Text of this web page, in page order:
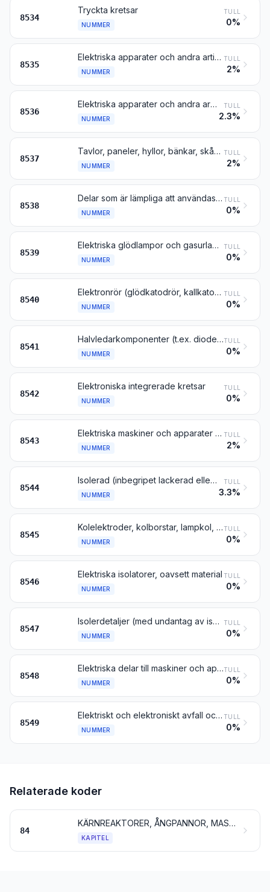
8534
Tryckta kretsar
NUMMER
TULL
0%
8535
Elektriska apparater och andra artiklar för brytning, omkoppling eller skyddande av elektriska kretsar eller för åstadkommande av anslutning till eller förbindelse i elektriska kretsar (t.ex. strömställare, smältsäkringar, överspänningsavledare, spänningsbegränsare, stötvågsfilter, stickproppar och andra kopplingsanordningar samt kopplingsdosor), för en driftspänning av mer än 1000 V
NUMMER
TULL
2%
8536
Elektriska apparater och andra artiklar för brytning, omkoppling eller skyddande av elektriska kretsar eller för åstadkommande av anslutning till eller förbindelse i elektriska kretsar (t.ex. strömställare, reläer, smältsäkringar, stötvågsfilter, stickproppar, uttag, lamphållare och andra kopplingsanordningar samt kopplingsdosor), för en driftspänning av högst 1000 V; kopplingsdon för optiska fibrer eller för knippen eller kablar av optiska fibrer
NUMMER
TULL
2.3%
8537
Tavlor, paneler, hyllor, bänkar, skåp o.d., utrustade med två eller flera apparater enligt nr 8535 eller 8536 och avsedda att tjänstgöra som elektriska manöver- eller kopplingsorgan, inbegripet sådana tavlor etc. som innehåller instrument eller apparater enligt kapitel 90 och numeriska styrorgan, dock inte kopplingsanordningar enligt nr 8517
NUMMER
TULL
2%
8538
Delar som är lämpliga att användas uteslutande eller huvudsakligen till apparater eller andra artiklar enligt nr 8535, 8536 eller 8537
NUMMER
TULL
0%
8539
Elektriska glödlampor och gasurladdningslampor, inbegripet s.k. sealed beam lamp units, samt lampor för ultraviolett eller infrarött ljus; båglampor; lysdiodljuskällor (LED)
NUMMER
TULL
0%
8540
Elektronrör (glödkatodrör, kallkatodrör och fotokatodrör), t.ex. rör med vakuum, rör fyllda med ånga eller gas, rör för kvicksilverströmriktare, katodstrålerör och rör för televisionskameror
NUMMER
TULL
0%
8541
Halvledarkomponenter (t.ex. dioder, transistorer, halvledarbaserade omvandlare); ljuskänsliga halvledarkomponenter, inbegripet fotoelektromotoriska celler, även sammanfogade till moduler eller monterade i paneler; lysdioder (LED), även sammanfogade med andra lysdioder (LED); monterade piezoelektriska kristaller
NUMMER
TULL
0%
8542
Elektroniska integrerade kretsar
NUMMER
TULL
0%
8543
Elektriska maskiner och apparater med självständiga arbetsuppgifter, inte nämnda eller inbegripna någon annanstans i detta kapitel
NUMMER
TULL
2%
8544
Isolerad (inbegripet lackerad eller anodoxiderad) tråd och kabel (inbegripet koaxialkabel) och andra isolerade elektriska ledare, även försedda med kopplingsanordningar; optiska fiberkablar, i vilka varje enskild fiber är försedd med eget hölje, även i förening med elektriska ledare eller försedda med kopplingsanordningar
NUMMER
TULL
3.3%
8545
Kolelektroder, kolborstar, lampkol, kol för galvaniska element och andra artiklar av grafit eller annat kol, även i förening med metall, av sådana slag som används för elektriskt ändamål
NUMMER
TULL
0%
8546
Elektriska isolatorer, oavsett material
NUMMER
TULL
0%
8547
Isolerdetaljer (med undantag av isolatorer enligt nr 8546) för elektriska maskiner eller apparater eller för annat elektriskt ändamål, utgörande detaljer helt av isolermaterial bortsett från mindre metalldelar (t.ex. gängade hylsor) som ingjutits eller inpressats i massan i samband med tillverkningen och som är avsedda uteslutande för sammanfogning; elektriska isolerrör samt förbindningsdetaljer till sådana, av oädel metall, invändigt belagda med isolermaterial
NUMMER
TULL
0%
8548
Elektriska delar till maskiner och apparater, inte nämnda eller inbegripna någon annanstans i detta kapitel
NUMMER
TULL
0%
8549
Elektriskt och elektroniskt avfall och skrot
NUMMER
TULL
0%
Relaterade koder
84
KÄRNREAKTORER, ÅNGPANNOR, MASKINER, APPARATER OCH MEKANISKA REDSKAP; DELAR TILL SÅDANA VAROR
KAPITEL